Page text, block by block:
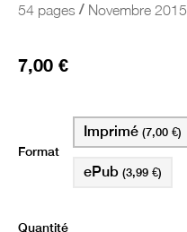
54 pages / Novembre 2015
7,00 €
Format
Imprimé (7,00 €)
ePub (3,99 €)
Quantité